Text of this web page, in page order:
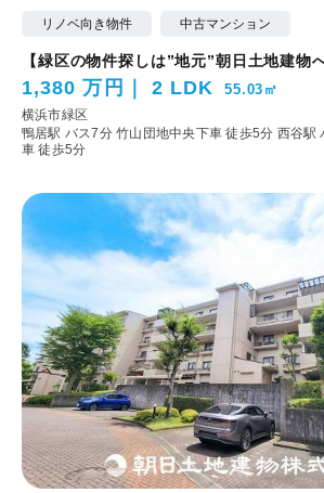
リノベ向き物件 中古マンション
【緑区の物件探しは”地元”朝日土地建物
1,380 万円 2 LDK 55.03㎡
横浜市緑区
鴨居駅 バス7分 竹山団地中央下車 徒歩5分 西谷駅
車 徒歩5分